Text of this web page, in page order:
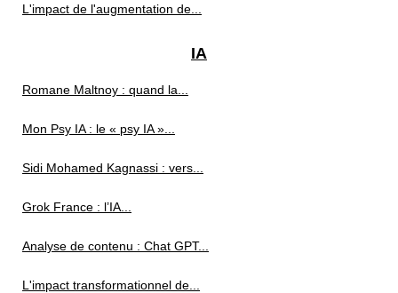
L'impact de l'augmentation de...
IA
Romane Maltnoy : quand la...
Mon Psy IA : le « psy IA »...
Sidi Mohamed Kagnassi : vers...
Grok France : l’IA...
Analyse de contenu : Chat GPT...
L'impact transformationnel de...